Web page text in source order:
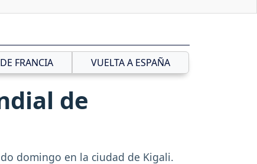
FRANCIA VUELTA A ESPAÑA
de
domingo en la ciudad de Kigali.